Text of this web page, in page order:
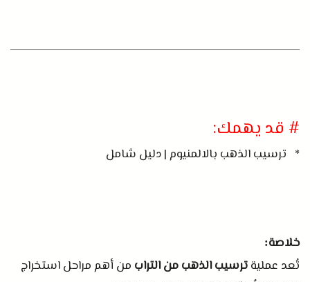
# قد يهمك:
* ترسيب الذهب بالالمنيوم | دليل شامل
خلاصة:
تُعد عمليةترسيب الذهب من التراب من أهم مراحل استخراج